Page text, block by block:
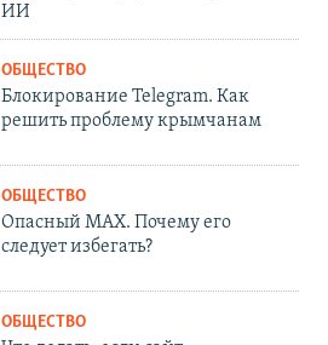
ИИ
ОБЩЕСТВО
Блокирование Telegram. Как
решить проблему крымчанам
ОБЩЕСТВО
Опасный MAX. Почему его
следует избегать?
ОБЩЕСТВО